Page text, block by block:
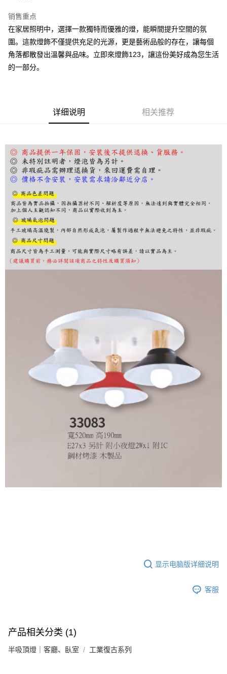
悠遊付
Google Pay
Plus PAY
AFTEE先享后付
AFTEE APP推播通知。
5. 收到商品當下無需繳費，確認無誤後，請再利用繳費通知簡訊或AFTEE
APP於四大便利商店‧ATM/網銀等方式進行付款。
請留意繳費期限為 14 天。唯有下載 AFTEE App 成為 AFTEE 會員者方能享
有最長 45 天內付款之服務。
繳費期限，為商家向您請款的時間，再加上使用AFTEE可延長的天數所計算
出。使用AFTEE下訂可以延長您收到商品前的繳費天數，但無法保證一定能
夠在期限內收到商品(例如:預購商品或預計到貨時間較長者)。因此無論收到
商品與否，仍需要請您在AFTEE規定的時間內完成繳費。
二、付款限制
「AFTEE先享後付」(下稱本服務)乃由恩沛科技股份有限公司(下稱 AFTEE )
所提供，並由 AFTEE 向您收取款項。因使用本服務所須提供之個人資料(包
含但不限於訂購人姓名、電話，收件人姓名、電話、收件地址)，將交付予
AFTEE 於本服務必要服務範圍內運用。關於 AFTEE 對於個人資料之蒐集、
處理、利用，詳參 AFTEE 官網之『個人資料蒐集、處理及利用告知聲明』
https://aftee.tw/privacypolicy/）。
若款項超過繳費期限，將根據當次的金額加收年利率 16% 的逾期滯納金。
未成年的使用者，請事先徵得法定代理人或監護人之同意方可使用
若您對於個人資料之處理、利用有任何疑問，或欲行使相關法律權利，請聯
繫恩沛科技股份有限公司。若您不同意我們將上開所示之個人資料，連同必
要之購買訂單資訊提供予 AFTEE ，或讓 AFTEE 蒐集處理利用您的個人資
料，請勿選用本服務。
每笔NT$180，满NT$5,000(含以上)免运费
销售重点
在家居照明中，選擇一款獨特而優雅的燈，能瞬間提升空間的氛
圍。這款燈飾不僅提供充足的光源，更是藝術品般的存在，讓每個
角落都散發出溫馨與品味。立即來燈飾123，讓這份美好成為您生活
的一部分。
详细说明 相关推荐
显示电脑版详细说明
客服
产品相关分类 (1)
半吸頂燈｜客廳、臥室 工業復古系列